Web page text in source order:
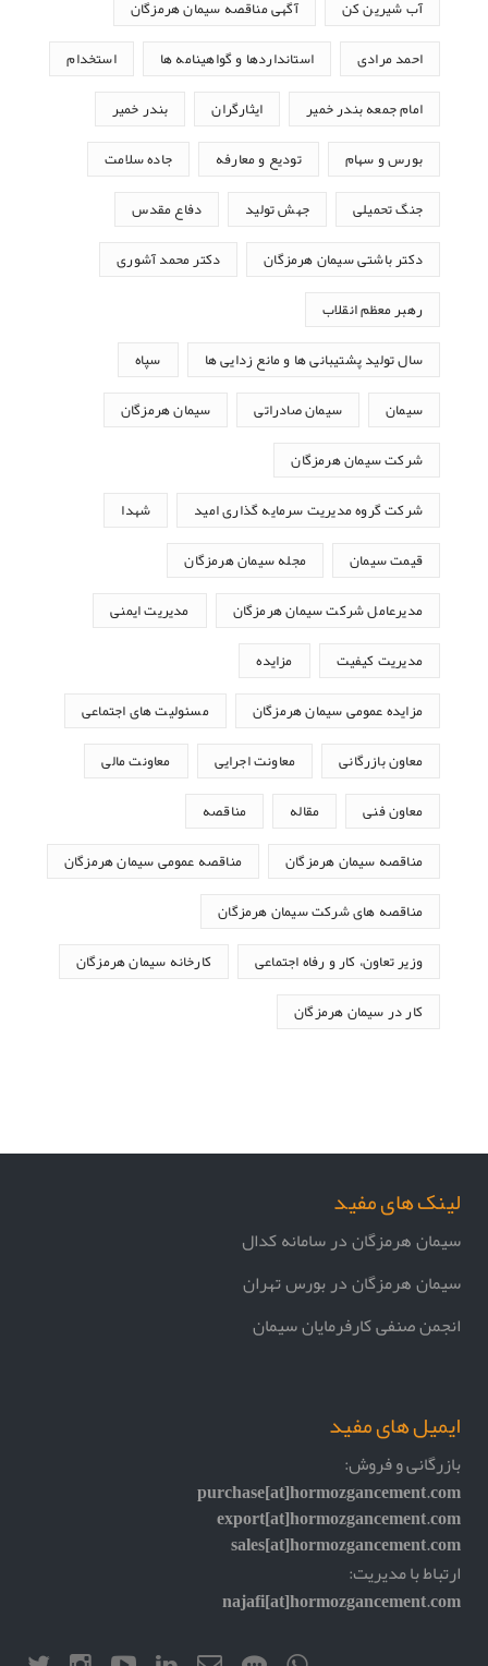
آب شیرین کن آگهی مناقصه سیمان هرمزگان
احمد مرادی استانداردها و گواهینامه ها استخدام
امام جمعه بندر خمیر ایثارگران بندر خمیر
بورس و سهام تودیع و معارفه جاده سلامت
جنگ تحمیلی جهش تولید دفاع مقدس
دکتر باشتی سیمان هرمزگان دکتر محمد آشوری
رهبر معظم انقلاب
سال تولید پشتیبانی ها و مانع زدایی ها سپاه
سیمان سیمان صادراتی سیمان هرمزگان
شرکت سیمان هرمزگان
شرکت گروه مدیریت سرمایه گذاری امید شهدا
قیمت سیمان مجله سیمان هرمزگان
مدیرعامل شرکت سیمان هرمزگان مدیریت ایمنی
مدیریت کیفیت مزایده
مزایده عمومی سیمان هرمزگان مسئولیت های اجتماعی
معاون بازرگانی معاونت اجرایی معاونت مالی
معاون فنی مقاله مناقصه
مناقصه سیمان هرمزگان مناقصه عمومی سیمان هرمزگان
مناقصه های شرکت سیمان هرمزگان
وزیر تعاون، کار و رفاه اجتماعی کارخانه سیمان هرمزگان
کار در سیمان هرمزگان
لینک های مفید
سیمان هرمزگان در سامانه کدال
سیمان هرمزگان در بورس تهران
انجمن صنفی کارفرمایان سیمان
ایمیل های مفید
بازرگانی و فروش:
purchase[at]hormozgancement.com
export[at]hormozgancement.com
sales[at]hormozgancement.com
ارتباط با مدیریت:
najafi[at]hormozgancement.com